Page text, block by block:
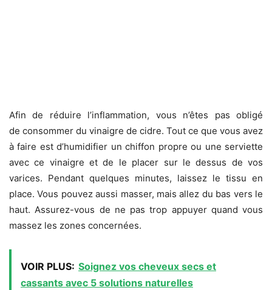
Afin de réduire l’inflammation, vous n’êtes pas obligé
de consommer du vinaigre de cidre. Tout ce que vous avez
à faire est d’humidifier un chiffon propre ou une serviette
avec ce vinaigre et de le placer sur le dessus de vos
varices. Pendant quelques minutes, laissez le tissu en
place. Vous pouvez aussi masser, mais allez du bas vers le
haut. Assurez-vous de ne pas trop appuyer quand vous
massez les zones concernées.
VOIR PLUS: Soignez vos cheveux secs et
cassants avec 5 solutions naturelles